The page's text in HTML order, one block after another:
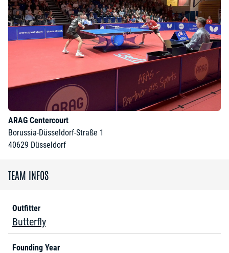
ARAG Centercourt
Borussia-Düsseldorf-Straße 1
40629 Düsseldorf
TEAM INFOS
Outfitter
Butterfly
Founding Year